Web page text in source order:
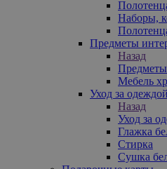
Наборы,
Предметы
Назад
Предметы
Мебель
Уход за
Назад
Уход за
Глажка
Стирка
Сушка